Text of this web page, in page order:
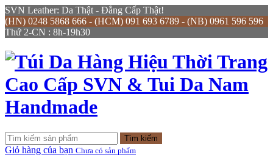
SVN Leather: Da Thật - Đẳng Cấp Thật!
(HN) 0248 5868 666 - (HCM) 091 693 6789 - (NB) 0961 596 596
Thứ 2-CN : 8h-19h30
Tìm kiếm
Giỏ hàng của bạn Chưa có sản phẩm